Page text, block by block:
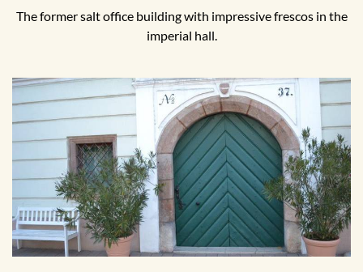
The former salt office building with impressive frescos in the
imperial hall.